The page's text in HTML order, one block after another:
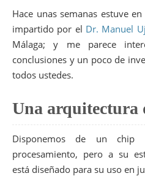
Hace unas semanas estuve
impartido por el Dr. Manuel
Málaga; y me parece
conclusiones y un poco de
todos ustedes.
Una arquitectura
Disponemos de un chip
procesamiento, pero a su
está diseñado para su uso en